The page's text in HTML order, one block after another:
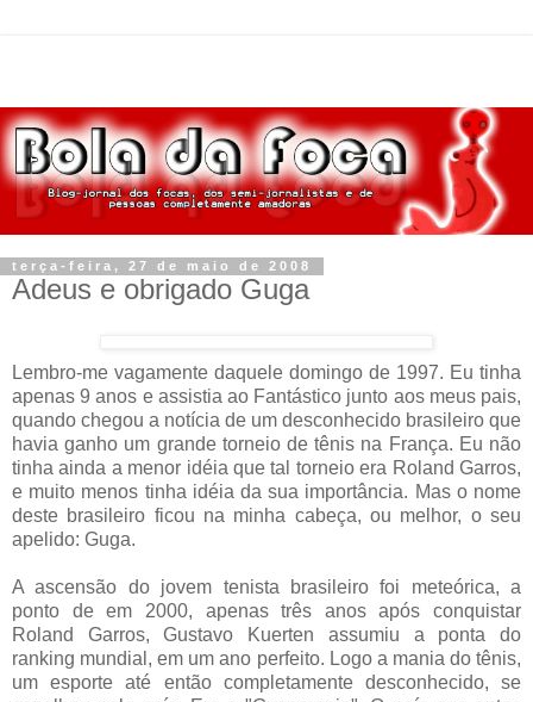
terça-feira, 27 de maio de 2008
Adeus e obrigado Guga
Lembro-me vagamente daquele domingo de 1997. Eu tinha
apenas 9 anos e assistia ao Fantástico junto aos meus pais,
quando chegou a notícia de um desconhecido brasileiro que
havia ganho um grande torneio de tênis na França. Eu não
tinha ainda a menor idéia que tal torneio era Roland Garros,
e muito menos tinha idéia da sua importância. Mas o nome
deste brasileiro ficou na minha cabeça, ou melhor, o seu
apelido: Guga.
A ascensão do jovem tenista brasileiro foi meteórica, a
ponto de em 2000, apenas três anos após conquistar
Roland Garros, Gustavo Kuerten assumiu a ponta do
ranking mundial, em um ano perfeito. Logo a mania do tênis,
um esporte até então completamente desconhecido, se